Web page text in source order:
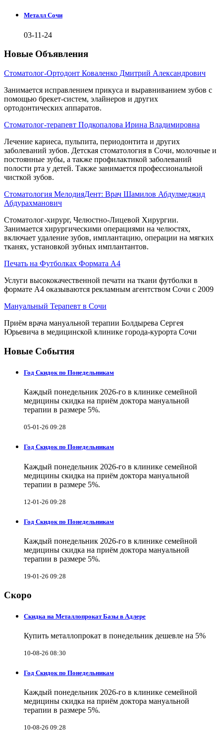
Металл Сочи
03-11-24
Новые Объявления
Стоматолог-Ортодонт Коваленко Дмитрий Александрович
Занимается исправлением прикуса и выравниванием зубов с
помощью брекет-систем, элайнеров и других
ортодонтических аппаратов.
Стоматолог-терапевт Подкопалова Ирина Владимировна
Лечение кариеса, пульпита, периодонтита и других
заболеваний зубов. Детская стоматология в Сочи, молочные и
постоянные зубы, а также профилактикой заболеваний
полости рта у детей. Также занимается профессиональной
чисткой зубов.
Стоматология МелодияДент: Врач Шамилов Абдулмеджид
Абдурахманович
Стоматолог-хирург, Челюстно-Лицевой Хирургии.
Занимается хирургическими операциями на челюстях,
включает удаление зубов, имплантацию, операции на мягких
тканях, установкой зубных имплантантов.
Печать на Футболках Формата А4
Услуги высококачественной печати на ткани футболки в
формате А4 оказываются рекламным агентством Сочи с 2009
Мануальный Терапевт в Сочи
Приём врача мануальной терапии Болдырева Сергея
Юрьевича в медицинской клинике города-курорта Сочи
Новые События
Год Скидок по Понедельникам
Каждый понедельник 2026-го в клинике семейной
медицины скидка на приём доктора мануальной
терапии в размере 5%.
05-01-26 09:28
Год Скидок по Понедельникам
Каждый понедельник 2026-го в клинике семейной
медицины скидка на приём доктора мануальной
терапии в размере 5%.
12-01-26 09:28
Год Скидок по Понедельникам
Каждый понедельник 2026-го в клинике семейной
медицины скидка на приём доктора мануальной
терапии в размере 5%.
19-01-26 09:28
Скоро
Скидка на Металлопрокат Базы в Адлере
Купить металлопрокат в понедельник дешевле на 5%
10-08-26 08:30
Год Скидок по Понедельникам
Каждый понедельник 2026-го в клинике семейной
медицины скидка на приём доктора мануальной
терапии в размере 5%.
10-08-26 09:28